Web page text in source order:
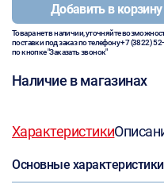
Добавить в корзину
Товара нет в наличии, уточняйте
поставки под заказ по телефону+7 (3822)
по кнопке "Заказать звонок"
Наличие в магазинах
Характеристики
Основные характеристики